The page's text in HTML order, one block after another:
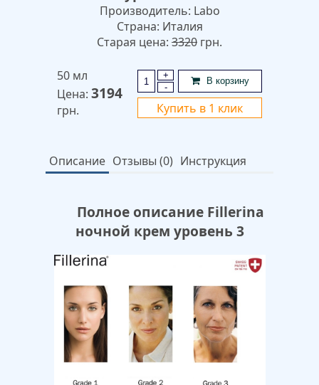
Производитель: Labo
Страна: Италия
Старая цена: 3320 грн.
50 мл
Цена: 3194
грн.
-
+
В корзину
Купить в 1 клик
Описание Отзывы (0) Инструкция
Полное описание Fillerina
ночной крем уровень 3